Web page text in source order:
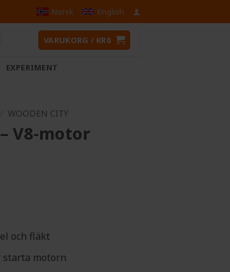
Norsk English
VARUKORG / KR0
EXPERIMENT
WOODEN CITY
V8-motor
och fläkt
motorn